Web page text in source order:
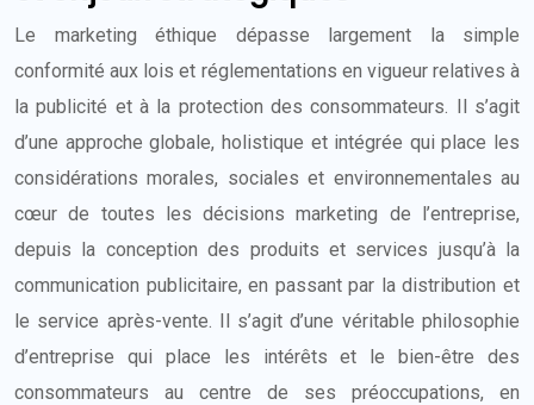
Le marketing éthique dépasse largement la simple
conformité aux lois et réglementations en vigueur relatives à
la publicité et à la protection des consommateurs. Il s’agit
d’une approche globale, holistique et intégrée qui place les
considérations morales, sociales et environnementales au
cœur de toutes les décisions marketing de l’entreprise,
depuis la conception des produits et services jusqu’à la
communication publicitaire, en passant par la distribution et
le service après-vente. Il s’agit d’une véritable philosophie
d’entreprise qui place les intérêts et le bien-être des
consommateurs au centre de ses préoccupations, en